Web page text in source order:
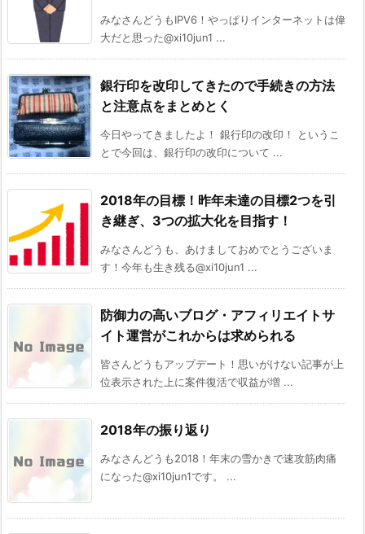
みなさんどうもIPV6！やっぱりインターネットは偉
大だと思った@xi10jun1 ...
銀行印を改印してきたので手続きの方法
と注意点をまとめとく
今日やってきましたよ！ 銀行印の改印！ というこ
とで今回は、銀行印の改印について ...
2018年の目標！昨年未達の目標2つを引
き継ぎ、3つの拡大化を目指す！
みなさんどうも、あけましておめでとうございま
す！今年も生き残る@xi10jun1 ...
防御力の高いブログ・アフィリエイトサ
イト運営がこれからは求められる
皆さんどうもアップデート！思いがけない記事が上
位表示された上に案件復活で収益が増 ...
2018年の振り返り
みなさんどうも2018！年末の雪かきで速攻筋肉痛
になった@xi10jun1です。 ...